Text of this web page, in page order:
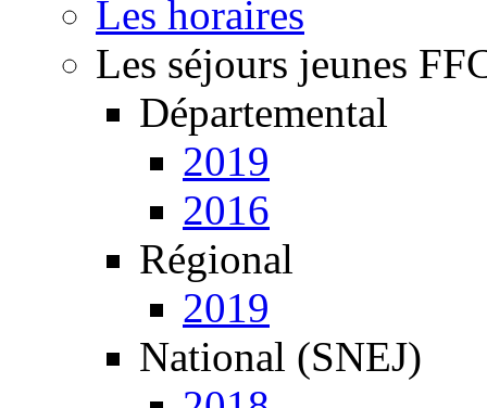
Les horaires
Les séjours jeunes
Départemental
2019
2016
Régional
2019
National (SNEJ)